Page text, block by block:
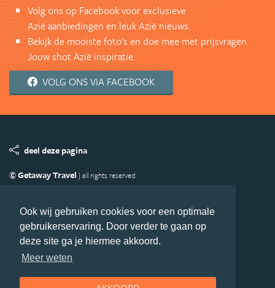
Ook wij gebruiken cookies voor een optimale
gebruikerservaring. Door verder te gaan op
deze site ga je hiermee akkoord.
Meer weten
Volg ons op Facebook voor exclusieve
Azië aanbiedingen en leuk Azië nieuws.
Bekijk de mooiste foto's en doe mee met prijsvragen.
Jouw shot Azië inspiratie.
VOLG ONS VIA FACEBOOK
deel deze pagina
© Getaway Travel | all rights reserved
Copyright
Privacy statement Disclaimer
Cookies
Volg Azie.nl
Nieuwsbrief
Facebook